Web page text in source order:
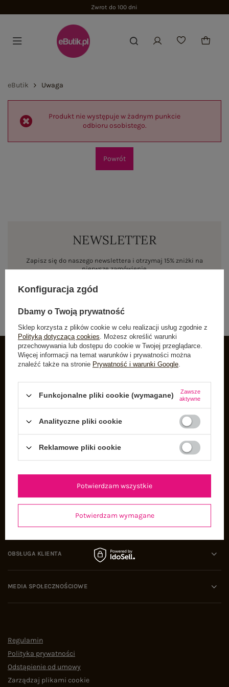
Zwrot do 100 dni
eButik Uwaga
Produkt nie występuje w żadnym punkcie
odbioru osobistego.
Powrót
NEWSLETTER
Zapisz się do naszego newslettera i otrzymaj 15% zniżki na
pierwsze zamówienie
INFORMACJE O BUTIK
Listy zakupowe
Lista zakupionych produktów
Historia transakcji
OBSŁUGA KLIENTA
MEDIA SPOŁECZNOŚCIOWE
Regulamin
Polityka prywatności
Odstąpienie od umowy
Zarządzaj plikami cookie
Konfiguracja zgód
Dbamy o Twoją prywatność
Sklep korzysta z plików cookie w celu realizacji usług zgodnie z
Polityką dotyczącą cookies. Możesz określić warunki
przechowywania lub dostępu do cookie w Twojej przeglądarce.
Więcej informacji na temat warunków i prywatności można
znaleźć także na stronie Prywatność i warunki Google.
Funkcjonalne pliki cookie (wymagane)
Zawsze
aktywne
Analityczne pliki cookie
Reklamowe pliki cookie
Potwierdzam wymagane
Potwierdzam wszystkie